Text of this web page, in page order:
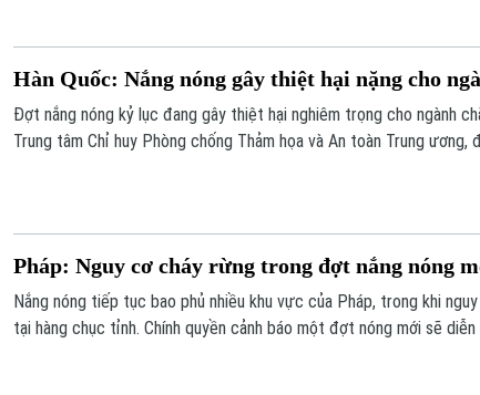
Hàn Quốc: Nắng nóng gây thiệt hại nặng cho
Đợt nắng nóng kỷ lục đang gây thiệt hại nghiêm trọng cho ngành
Trung tâm Chỉ huy Phòng chống Thảm họa và An toàn Trung ương,
Pháp: Nguy cơ cháy rừng trong đợt nắng nóng
Nắng nóng tiếp tục bao phủ nhiều khu vực của Pháp, trong khi
tại hàng chục tỉnh. Chính quyền cảnh báo một đợt nóng mới sẽ